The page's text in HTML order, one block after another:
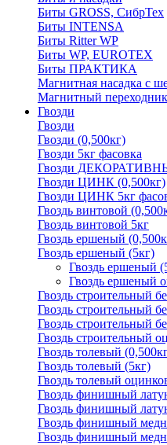
Биты GROSS, СибрТех
Биты INTENSA
Биты Ritter WP
Биты WP, EUROTEX
Биты ПРАКТИКА
Магнитная насадка с
Магнитный переходник
Гвозди
Гвозди
Гвозди (0,500кг)
Гвозди 5кг фасовка
Гвозди
Гвозди ЦИНК (0,500кг)
Гвозди ЦИНК 5кг
Гвоздь винтовой
Гвоздь винтовой 5кг
Гвоздь ершеный
Гвоздь ершеный (5кг)
Гвоздь ершеный
Гвоздь ершеный
Гвоздь строительный
Гвоздь строительный
Гвоздь строительный
Гвоздь строительный
Гвоздь толевый
Гвоздь толевый (5кг)
Гвоздь толевый
Гвоздь финишный
Гвоздь финишный
Гвоздь финишный
Гвоздь финишный